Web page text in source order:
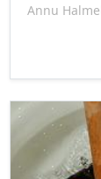
Annu